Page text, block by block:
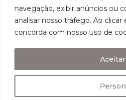
navegação, exibir anúncios ou
analisar nosso tráfego. Ao clicar
concorda com nosso uso de